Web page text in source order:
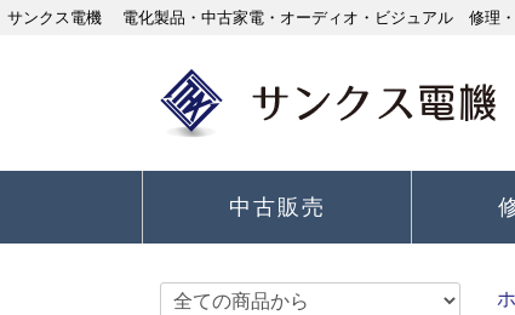
サンクス電機 電化製品・中古家電・オーディオ・ビジュアル 修理
中古販売